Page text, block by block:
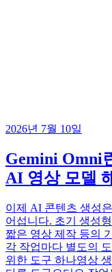
2026년 7월 10일
Gemini Omni
AI 영상 모델
이제 AI 콘텐츠 생성
어섭니다. 초기 생성
짧은 영상 제작 등의
각 작업마다 별도의
위한 도구 하나영상